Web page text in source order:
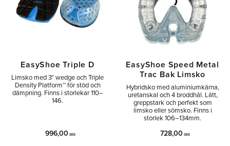
EasyShoe Triple D
Limsko med 3° wedge och Triple
Density Platform™ för stöd och
dämpning. Finns i storlekar 110–
146.
996,00 SEK
EasyShoe Speed Metal
Trac Bak Limsko
Hybridsko med aluminiumkärna,
uretanskal och 4 broddhål. Lätt,
greppstark och perfekt som
limsko eller sömsko. Finns i
storlek 106–134mm.
728,00 SEK